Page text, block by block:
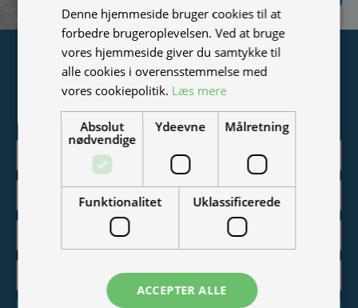
Tilmeld nyhedsmail
Vær blandt de første til at modtage info om nye produkter,
tilbud, events og udstillinger.
Denne hjemmeside bruger cookies til at
forbedre brugeroplevelsen. Ved at bruge
vores hjemmeside giver du samtykke til
alle cookies i overensstemmelse med
vores cookiepolitik. Læs mere
Absolut
nødvendige
Ydeevne Målretning
Funktionalitet Uklassificerede
ACCEPTER ALLE